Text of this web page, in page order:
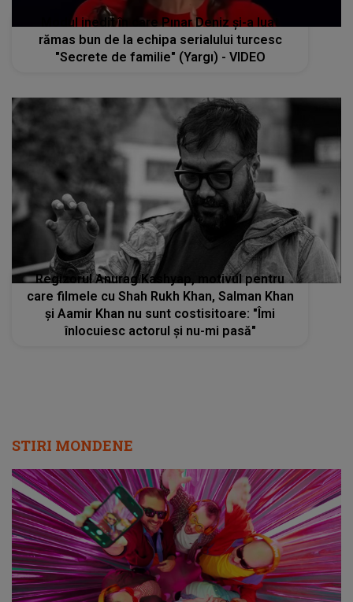
Modul inedit în care Pınar Deniz și-a luat
rămas bun de la echipa serialului turcesc
"Secrete de familie" (Yargı) - VIDEO
Regizorul Anurag Kashyap, motivul pentru
care filmele cu Shah Rukh Khan, Salman Khan
și Aamir Khan nu sunt costisitoare: "Îmi
înlocuiesc actorul și nu-mi pasă"
STIRI MONDENE